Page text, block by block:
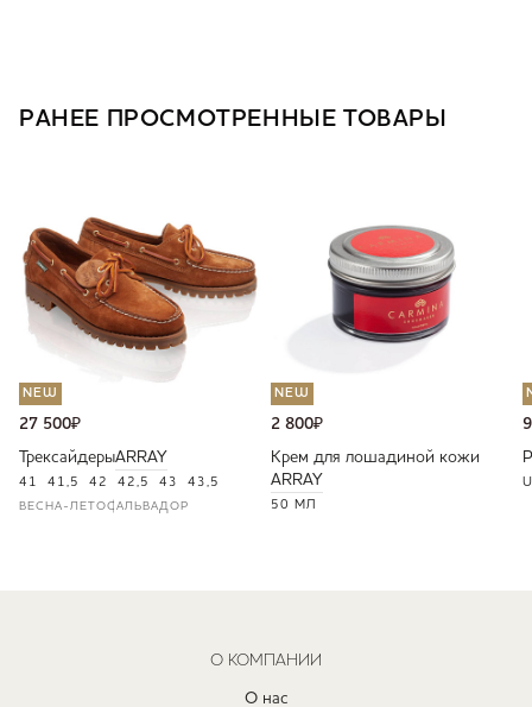
РАНЕЕ ПРОСМОТРЕННЫЕ ТОВАРЫ
NEW
27 500₽
ТрексайдерыARRAY
41 41,5 42 42,5 43 43,5
ВЕСНА-ЛЕТОСАЛЬВАДОР
NEW
2 800₽
Крем для лошадиной кожи
ARRAY
50 МЛ
О КОМПАНИИ
О нас